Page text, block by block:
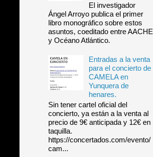
El investigador
Ángel Arroyo publica el primer
libro monográfico sobre estos
asuntos, coeditado entre AACHE
y Océano Atlántico.
Entradas a la venta
para el concierto de
CAMELA en
Yunquera de
henares.
Sin tener cartel oficial del
concierto, ya están a la venta al
precio de 9€ anticipada y 12€ en
taquilla.
https://concertados.com/evento/
cam...